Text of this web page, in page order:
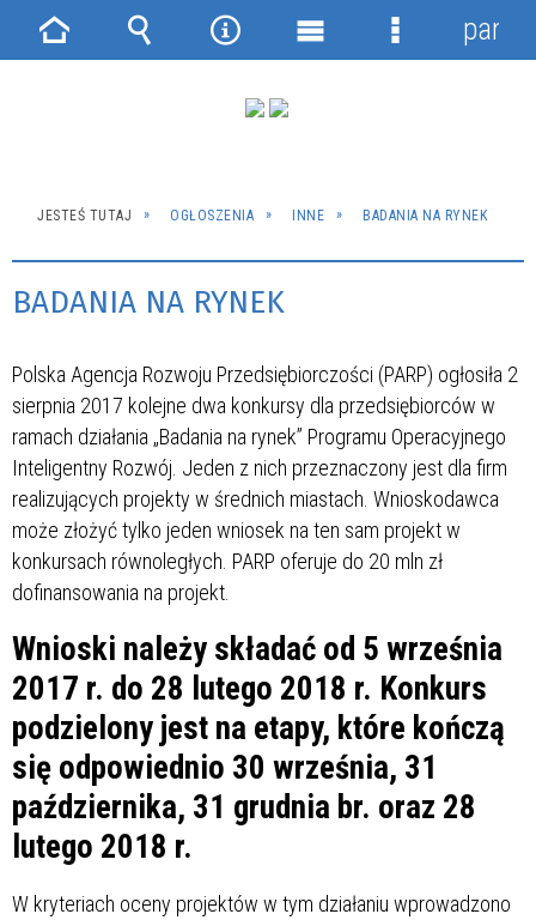
JESTEŚ TUTAJ OGŁOSZENIA INNE BADANIA NA RYNEK
BADANIA NA RYNEK
Polska Agencja Rozwoju Przedsiębiorczości (PARP) ogłosiła 2
sierpnia 2017 kolejne dwa konkursy dla przedsiębiorców w
ramach działania „Badania na rynek” Programu Operacyjnego
Inteligentny Rozwój. Jeden z nich przeznaczony jest dla firm
realizujących projekty w średnich miastach. Wnioskodawca
może złożyć tylko jeden wniosek na ten sam projekt w
konkursach równoległych. PARP oferuje do 20 mln zł
dofinansowania na projekt.
Wnioski należy składać od 5 września
2017 r. do 28 lutego 2018 r. Konkurs
podzielony jest na etapy, które kończą
się odpowiednio 30 września, 31
października, 31 grudnia br. oraz 28
lutego 2018 r.
W kryteriach oceny projektów w tym działaniu wprowadzono
Strona Wyszukiwarka
NarzędziaMenu
Menu
panel